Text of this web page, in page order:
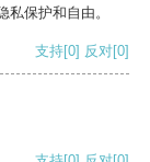
保护和自由。
支持[0] 反对[0]